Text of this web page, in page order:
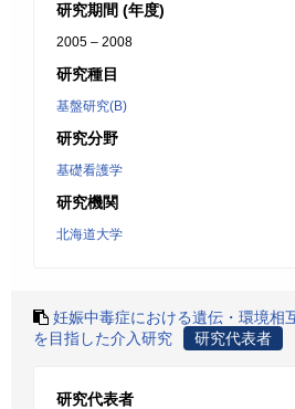
研究期間 (年度)
2005 – 2008
研究種目
基盤研究(B)
研究分野
基礎看護学
研究機関
北海道大学
妊娠中毒症における遺伝・環境相
を目指した介入研究
研究代表者
研究代表者